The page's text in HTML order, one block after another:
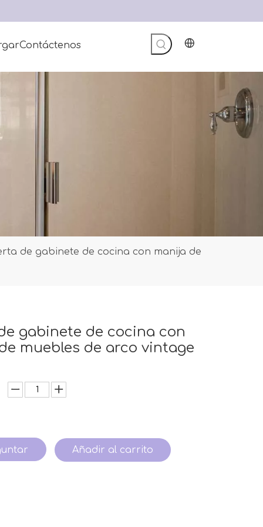
Contáctenos
de gabinete de cocina con manija de
gabinete de cocina con
muebles de arco vintage
Añadir al carrito